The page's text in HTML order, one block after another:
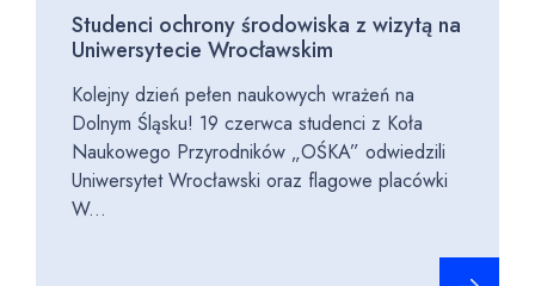
Studenci ochrony środowiska z wizytą na
Uniwersytecie Wrocławskim
Kolejny dzień pełen naukowych wrażeń na
Dolnym Śląsku! 19 czerwca studenci z Koła
Naukowego Przyrodników „OŚKA” odwiedzili
Uniwersytet Wrocławski oraz flagowe placówki
W...